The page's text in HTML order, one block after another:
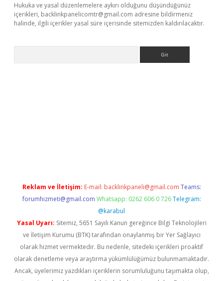
Hukuka ve yasal düzenlemelere aykırı olduğunu düşündüğünüz
içerikleri, backlinkpanelicomtr@gmail.com adresine bildirmeniz
halinde, ilgili içerikler yasal süre içerisinde sitemizden kaldırılacaktır.
Reklam ve İletişim: E-mail: backlinkpaneli@gmail.com Teams:
forumhizmeti@gmail.com Whatsapp: 0262 606 0 726 Telegram:
@karabul
Yasal Uyarı: Sitemiz, 5651 Sayılı Kanun gereğince Bilgi Teknolojileri
ve İletişim Kurumu (BTK) tarafından onaylanmış bir Yer Sağlayıcı
olarak hizmet vermektedir. Bu nedenle, sitedeki içerikleri proaktif
olarak denetleme veya araştırma yükümlülüğümüz bulunmamaktadır.
Ancak, üyelerimiz yazdıkları içeriklerin sorumluluğunu taşımakta olup,